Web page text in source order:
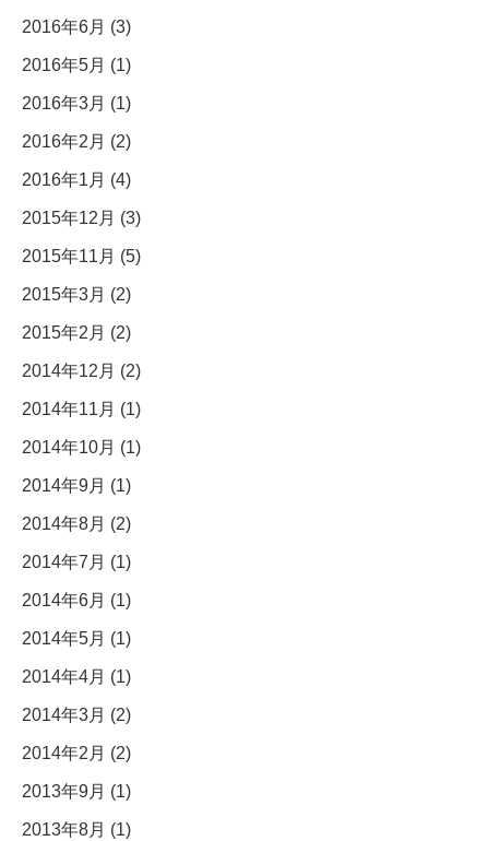
2016年6月 (3)
2016年5月 (1)
2016年3月 (1)
2016年2月 (2)
2016年1月 (4)
2015年12月 (3)
2015年11月 (5)
2015年3月 (2)
2015年2月 (2)
2014年12月 (2)
2014年11月 (1)
2014年10月 (1)
2014年9月 (1)
2014年8月 (2)
2014年7月 (1)
2014年6月 (1)
2014年5月 (1)
2014年4月 (1)
2014年3月 (2)
2014年2月 (2)
2013年9月 (1)
2013年8月 (1)